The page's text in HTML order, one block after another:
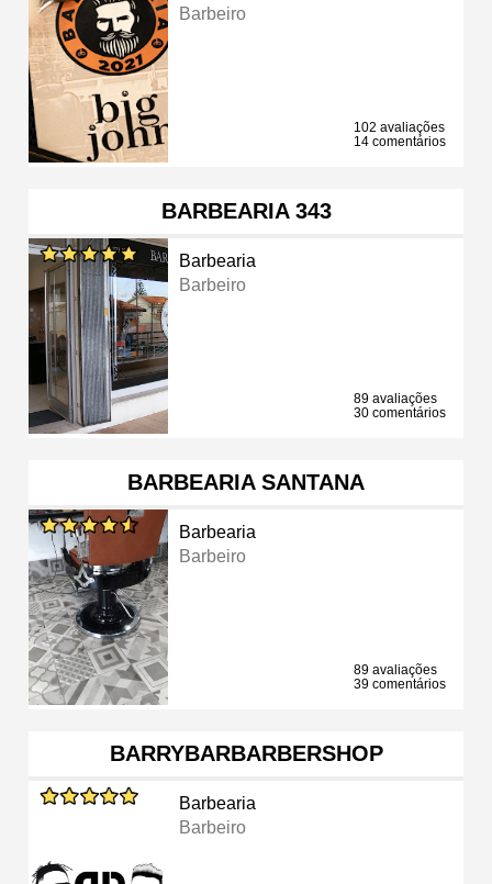
Barbeiro
102 avaliações
14 comentários
BARBEARIA 343
Barbearia
Barbeiro
89 avaliações
30 comentários
BARBEARIA SANTANA
Barbearia
Barbeiro
89 avaliações
39 comentários
BARRYBARBARBERSHOP
Barbearia
Barbeiro